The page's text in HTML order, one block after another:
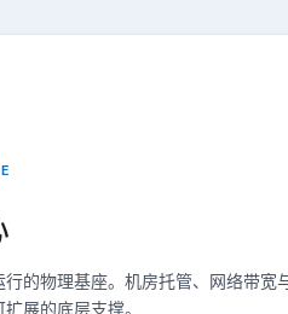
行的物理基座。机房托管、网络带宽
展的底层支撑。